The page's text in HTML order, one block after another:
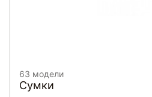
63 модели
Сумки